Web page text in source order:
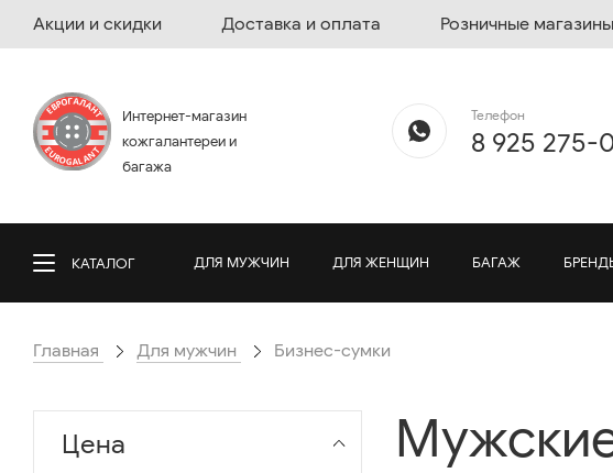
Акции и скидки Доставка и оплата Розничные магазины
Интернет-магазин
кожгалантереи и
багажа
Телефон
8 925 275-
КАТАЛОГ ДЛЯ МУЖЧИН ДЛЯ ЖЕНЩИН БАГАЖ
Главная Для мужчин Бизнес-сумки
Цена